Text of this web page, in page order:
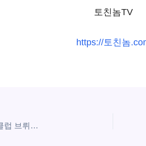
토친놈TV
https://토친놈
[UEFA 챔피언스리그] 2025년11월27일 스포르팅 vs 클럽 브뤼헤 | 스포츠 분석 무료 중계 토친놈